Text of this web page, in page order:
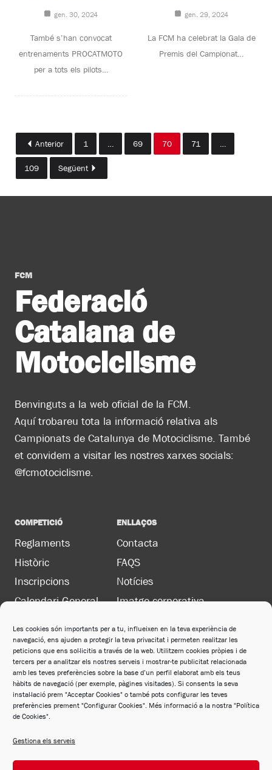
Les cookies són importants per a tu, influeixen en la teva experiència de
navegació, ens ajuden a protegir la teva privacitat i permeten realitzar les
peticions que ens sol·licitis a través de la web. Utilitzem cookies pròpies i de
tercers per a analitzar els nostres serveis i mostrar-te publicitat relacionada
amb les teves preferències sobre la base d’un perfil elaborat amb els teus
hàbits de navegació (per exemple, pàgines visitades). Si consents la seva
instal·lació prem "Acceptar Cookies" o també pots configurar les teves
preferències prement "Configurar Cookies". Més informació a la nostra "Política
de Cookies".
Gestiona els serveis
gen. 30, 2024
També s’han convocat
entrenaments PROCATMOTO
per a tots els pilots…
gen. 29, 2024
La FCM ha celebrat la Gala de
Premis del Campionat…
Anterior 1 69 70 71
109 Següent
FCM
Federació
Catalana de
Motociclisme
Benvinguts a la web oficial de la FCM.
Aquí trobareu tota la informació relativa als
Campionats de Catalunya de Motociclisme. També
et convidem a visitar les nostres xarxes socials:
@fcmotociclisme.
COMPETICIÓ
Reglaments
Històric
Inscripcions
Calendari General
ENLLAÇOS
Contacta
FAQS
Notícies
Imatge corporativa
LEGAL
Política de privacitat
Política de cookies
Avís legal
Política de xarxes socials